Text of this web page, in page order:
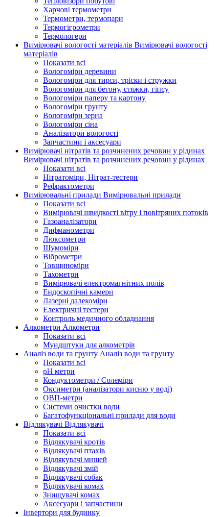
Харчові термометри
Термометри, термопари
Термогігрометри
Термологери
Вимірювачі вологості матеріалів Вимірювачі вологості
матеріалів
Показати всі
Вологоміри деревини
Вологоміри для тирси, тріски і стружки
Вологоміри для бетону, стяжки, гіпсу
Вологоміри паперу та картону
Вологоміри грунту
Вологоміри зерна
Вологоміри сіна
Аналізатори вологості
Запчастини і аксесуари
Вимірювачі нітратів та розчинених речовин у рідинах
Вимірювачі нітратів та розчинених речовин у рідинах
Показати всі
Нітратоміри, Нітрат-тестери
Рефрактометри
Вимірювальні прилади Вимірювальні прилади
Показати всі
Вимірювачі швидкості вітру і повітряних потоків
Газоаналізатори
Дифманометри
Люксометри
Шумоміри
Віброметри
Товщиноміри
Тахометри
Вимірювачі електромагнітних полів
Ендоскопічні камери
Лазерні далекоміри
Електричні тестери
Контроль медичного обладнання
Алкометри Алкометри
Показати всі
Мундштуки для алкометрів
Аналіз води та грунту Аналіз води та грунту
Показати всі
рН метри
Кондуктометри / Солеміри
Оксиметри (аналізатори кисню у воді)
ОВП-метри
Системи очистки води
Багатофункціональні прилади для води
Відлякувачі Відлякувачі
Показати всі
Відлякувачі кротів
Відлякувачі птахів
Відлякувачі мишей
Відлякувачі змій
Відлякувачі собак
Відлякувачі комах
Знищувачі комах
Аксесуари і запчастини
Інвертори для будинку